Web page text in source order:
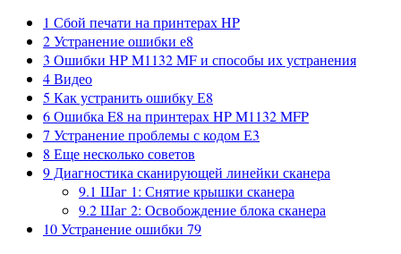
1 Сбой печати на принтерах HP
2Устранение ошибки е8
3 Ошибки HP M1132 MF и способы их устранения
4Видео
5 Как устранить ошибку Е8
6Ошибка E8 на принтерах HP M1132 MFP
7 Устранение проблемы с кодом Е3
8 Еще несколько советов
9 Диагностика сканирующей линейки сканера
9.1 Шаг 1: Снятие крышки сканера
9.2Шаг 2: Освобождение блока сканера
10Устранение ошибки 79